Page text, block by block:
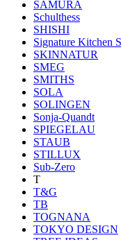
SAMURA
Schulthess
SHISHI
Signature Kitchen
SKINNATUR
SMEG
SMITHS
SOLA
SOLINGEN
Sonja-Quandt
SPIEGELAU
STAUB
STILLUX
Sub-Zero
T
T&G
TB
TOGNANA
TOKYO DESIGN